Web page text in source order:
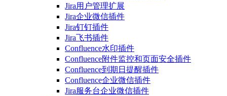
Jira用户管理扩展
Jira企业微信插件
Jira钉钉插件
Jira飞书插件
Confluence水印插件
Confluence附件监控和页面安全插件
Confluence到期日提醒插件
Confluence企业微信插件
Jira服务台企业微信插件